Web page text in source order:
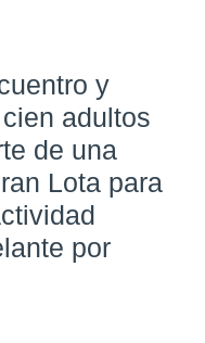
y
adultos
de una
Lota para
por